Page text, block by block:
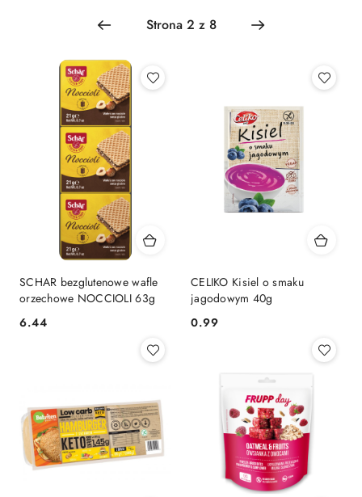
Najpopularniejsze.
SCHAR bezglutenowe wafle
orzechowe NOCCIOLI 63g
Cena:
6.44
CELIKO Kisiel o smaku
jagodowym 40g
Cena:
0.99